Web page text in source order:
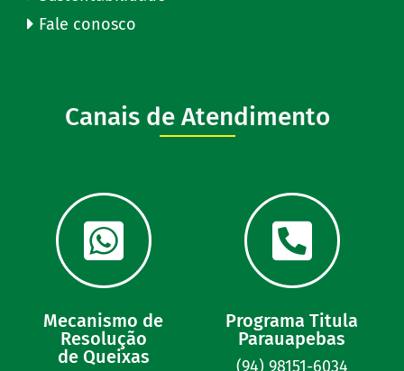
Fale conosco
Canais de Atendimento
Mecanismo de
Resolução
de Queixas
Programa Titula
Parauapebas
(94) 98151-6034